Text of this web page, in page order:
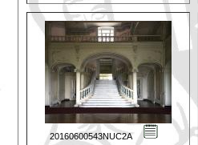
20160600543NUC2A